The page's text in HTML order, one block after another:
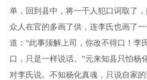
单，回到县中，将一干人犯口词取了，
众人在官的多画了供，连李氏也画了
道：“此事须解上司，你改不得口！李
口，只是一样说话。”元来知县只怕杨
对李氏说。不知杨化真魂，只说自家的